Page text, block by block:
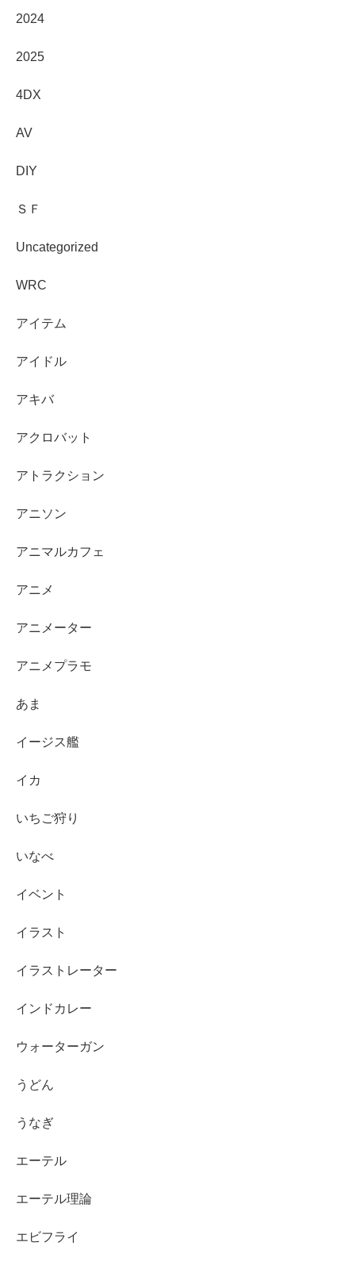
2024
2025
4DX
AV
DIY
ＳＦ
Uncategorized
WRC
アイテム
アイドル
アキバ
アクロバット
アトラクション
アニソン
アニマルカフェ
アニメ
アニメーター
アニメプラモ
あま
イージス艦
イカ
いちご狩り
いなべ
イベント
イラスト
イラストレーター
インドカレー
ウォーターガン
うどん
うなぎ
エーテル
エーテル理論
エビフライ